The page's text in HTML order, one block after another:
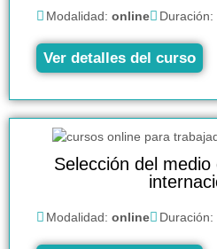
Modalidad: online Duración:
Ver detalles del curso
Selección del
Modalidad: online Duración: